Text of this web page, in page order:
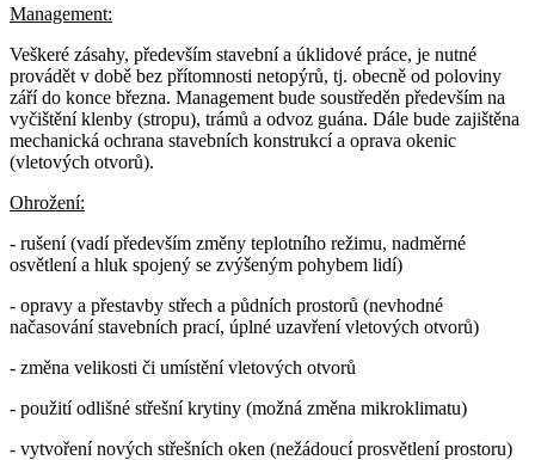
Management:
Veškeré zásahy, především stavební a úklidové práce, je nutné
provádět v době bez přítomnosti netopýrů, tj. obecně od poloviny
září do konce března. Management bude soustředěn především na
vyčištění klenby (stropu), trámů a odvoz guána. Dále bude zajištěna
mechanická ochrana stavebních konstrukcí a oprava okenic
(vletových otvorů).
Ohrožení:
- rušení (vadí především změny teplotního režimu, nadměrné
osvětlení a hluk spojený se zvýšeným pohybem lidí)
- opravy a přestavby střech a půdních prostorů (nevhodné
načasování stavebních prací, úplné uzavření vletových otvorů)
- změna velikosti či umístění vletových otvorů
- použití odlišné střešní krytiny (možná změna mikroklimatu)
- vytvoření nových střešních oken (nežádoucí prosvětlení prostoru)